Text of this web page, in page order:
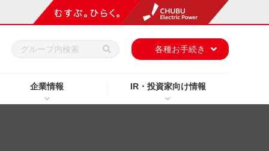
企業情報 IR・投資家向け情報
各種お手続き